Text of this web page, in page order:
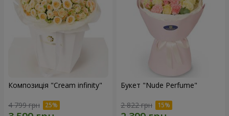
Композиція "Cream infinity"
4 799 грн
Букет "Nude Perfume"
2 822 грн